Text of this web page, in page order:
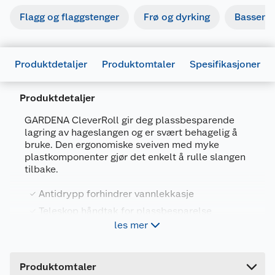
Flagg og flaggstenger Frø og dyrking Basseng
Produktdetaljer Produktomtaler Spesifikasjoner
Produktdetaljer
GARDENA CleverRoll gir deg plassbesparende
lagring av hageslangen og er svært behagelig å
bruke. Den ergonomiske sveiven med myke
plastkomponenter gjør det enkelt å rulle slangen
tilbake.
Antidrypp forhindrer vannlekkasje
Teleskop håndtak for plassbesparelse
les mer
Produktomtaler
Generelt
Artikkelnummer
4078500033091
Leverandørens artikkelnummer
Størrelse